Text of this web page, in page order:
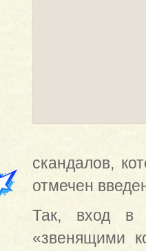
скандалов,
отмечен
Так, вход в
«звенящими